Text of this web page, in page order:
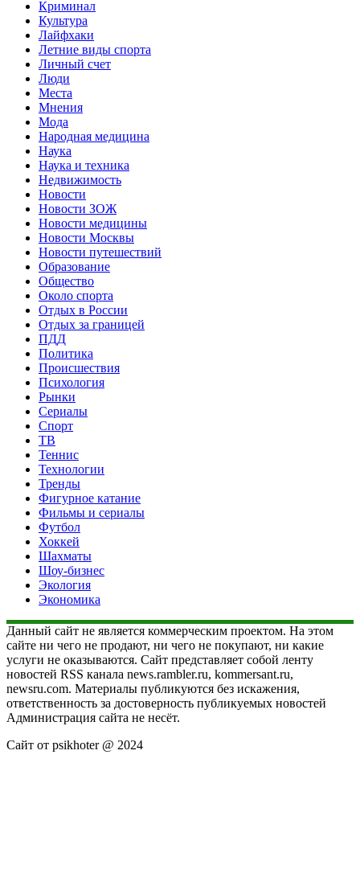
Криминал
Культура
Лайфхаки
Летние виды спорта
Личный счет
Люди
Места
Мнения
Мода
Народная медицина
Наука
Наука и техника
Недвижимость
Новости
Новости ЗОЖ
Новости медицины
Новости Москвы
Новости путешествий
Образование
Общество
Около спорта
Отдых в России
Отдых за границей
ПДД
Политика
Происшествия
Психология
Рынки
Сериалы
Спорт
ТВ
Теннис
Технологии
Тренды
Фигурное катание
Фильмы и сериалы
Футбол
Хоккей
Шахматы
Шоу-бизнес
Экология
Экономика
Данный сайт не является коммерческим проектом. На этом
сайте ни чего не продают, ни чего не покупают, ни какие
услуги не оказываются. Сайт представляет собой ленту
новостей RSS канала news.rambler.ru, kommersant.ru,
newsru.com. Материалы публикуются без искажения,
ответственность за достоверность публикуемых новостей
Администрация сайта не несёт.
Сайт от psikhoter @ 2024